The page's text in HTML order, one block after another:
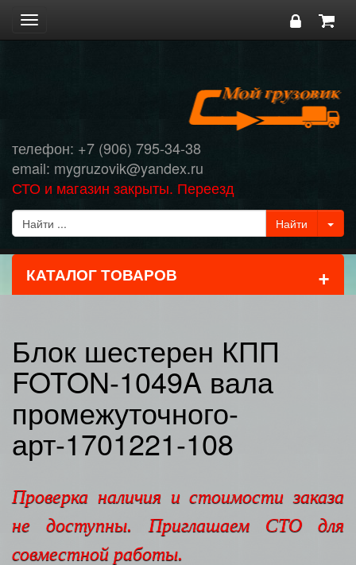
Toggle
navigation
телефон: +7 (906) 795-34-38
email: mygruzovik@yandex.ru
СТО и магазин закрыты. Переезд
КАТАЛОГ ТОВАРОВ +
Блок шестерен КПП
FOTON-1049A вала
промежуточного-
арт-1701221-108
Проверка наличия и стоимости заказа
не доступны. Приглашаем СТО для
совместной работы.